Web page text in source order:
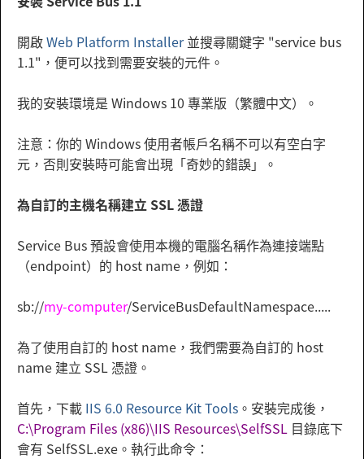
開啟Web Platform Installer並搜尋關鍵字 "service bus
1.1"，便可以找到需要安裝的元件。
我的安裝環境是 Windows 10 專業版（繁體中文）。
注意：你的 Windows 使用者帳戶名稱不可以有空白字
元，否則安裝時可能會出現「奇妙的錯誤」。
為自訂的主機名稱建立 SSL 憑證
Service Bus 預設會使用本機的電腦名稱作為連接端點
（endpoint）的 host name，例如：
sb://my-computer/ServiceBusDefaultNamespace.....
為了使用自訂的 host name，我們需要為自訂的 host
name 建立 SSL 憑證。
首先，下載 IIS 6.0 Resource Kit Tools 。安裝完成後，
C:\Program Files (x86)\IIS Resources\SelfSSL 目錄底下
會有 SelfSSL.exe。執行此命令：